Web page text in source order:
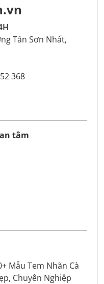
Tân Sơn Nhất,
368
tâm
Mẫu Tem Nhãn Cà
Chuyên Nghiệp